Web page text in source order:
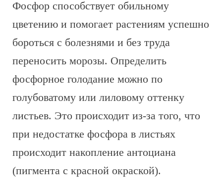
Фосфор способствует обильному
цветению и помогает растениям успешно
бороться с болезнями и без труда
переносить морозы. Определить
фосфорное голодание можно по
голубоватому или лиловому оттенку
листьев. Это происходит из-за того, что
при недостатке фосфора в листьях
происходит накопление антоциана
(пигмента с красной окраской).